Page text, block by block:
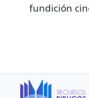
fundición